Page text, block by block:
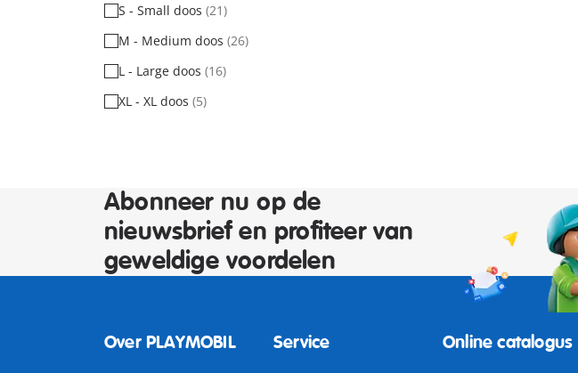
S - Small doos (21)
M - Medium doos (26)
L - Large doos (16)
XL - XL doos (5)
Abonneer nu op de
nieuwsbrief en profiteer van
geweldige voordelen
Over PLAYMOBIL Service Online catalogus